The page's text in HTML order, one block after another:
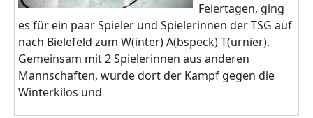
Feiertagen, ging
es für ein paar Spieler und Spielerinnen der TSG auf
nach Bielefeld zum W(inter) A(bspeck) T(urnier).
Gemeinsam mit 2 Spielerinnen aus anderen
Mannschaften, wurde dort der Kampf gegen die
Winterkilos und